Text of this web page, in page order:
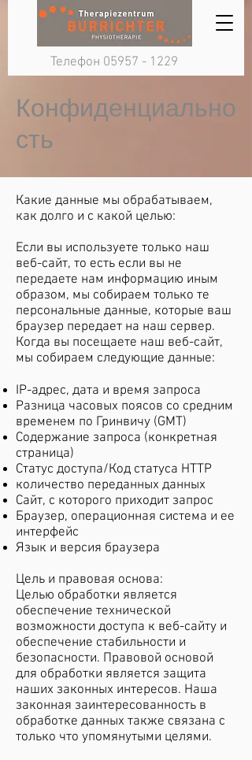
Телефон 05957 - 1229
Конфиденциально
сть
Какие данные мы обрабатываем,
как долго и с какой целью:
Если вы используете только наш
веб-сайт, то есть если вы не
передаете нам информацию иным
образом, мы собираем только те
персональные данные, которые ваш
браузер передает на наш сервер.
Когда вы посещаете наш веб-сайт,
мы собираем следующие данные:
IP-адрес, дата и время запроса
Разница часовых поясов со средним
временем по Гринвичу (GMT)
Содержание запроса (конкретная
страница)
Статус доступа/Код статуса HTTP
количество переданных данных
Сайт, с которого приходит запрос
Браузер, операционная система и ее
интерфейс
Язык и версия браузера
Цель и правовая основа:
Целью обработки является
обеспечение технической
возможности доступа к веб-сайту и
обеспечение стабильности и
безопасности. Правовой основой
для обработки является защита
наших законных интересов. Наша
законная заинтересованность в
обработке данных также связана с
только что упомянутыми целями.